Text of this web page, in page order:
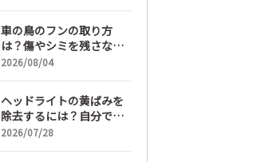
車の鳥のフンの取り方
は？傷やシミを残さない
正しい落とし方と予防策
2026/08/04
ヘッドライトの黄ばみを
除去するには？自分で綺
麗にする手順と業者費用
2026/07/28